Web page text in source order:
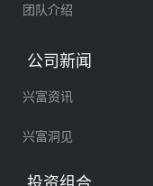
团队介绍
公司新闻
兴富资讯
兴富洞见